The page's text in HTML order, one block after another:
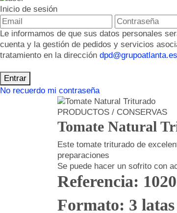
Inicio de sesión
Le informamos de que sus datos personales
cuenta y la gestión de pedidos y servicios
tratamiento en la dirección dpd@grupoatlanta.es
Entrar
No recuerdo mi contraseña
PRODUCTOS / CONSERVAS
Tomate Natural
Este tomate triturado de
preparaciones
Se puede hacer un sofrito con
Referencia:
Formato: 3